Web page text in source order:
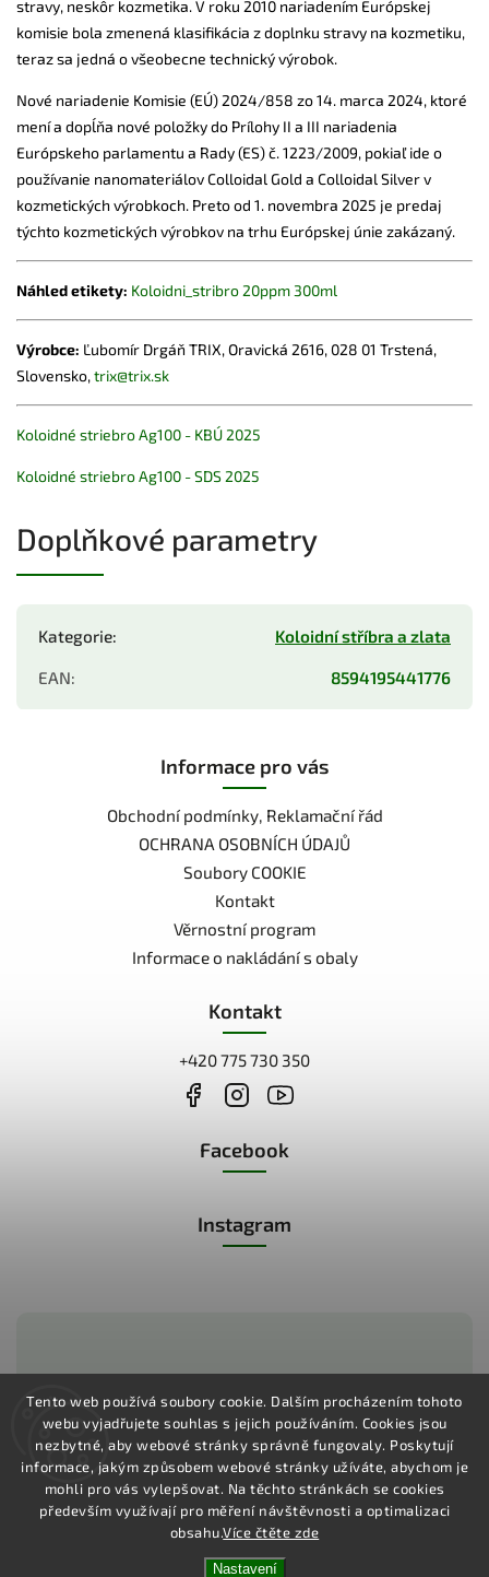
Tento web používá soubory cookie. Dalším procházením tohoto
webu vyjadřujete souhlas s jejich používáním. Cookies jsou
nezbytné, aby webové stránky správně fungovaly. Poskytují
informace, jakým způsobem webové stránky užíváte, abychom je
mohli pro vás vylepšovat. Na těchto stránkách se cookies
především využívají pro měření návštěvnosti a optimalizaci
obsahu.Více čtěte zde
Nastavení
stravy, neskôr kozmetika. V roku 2010 nariadením Európskej
komisie bola zmenená klasifikácia z doplnku stravy na kozmetiku,
teraz sa jedná o všeobecne technický výrobok.
Nové nariadenie Komisie (EÚ) 2024/858 zo 14. marca 2024, ktoré
mení a dopĺňa nové položky do Prílohy II a III nariadenia
Európskeho parlamentu a Rady (ES) č. 1223/2009, pokiaľ ide o
používanie nanomateriálov Colloidal Gold a Colloidal Silver v
kozmetických výrobkoch. Preto od 1. novembra 2025 je predaj
týchto kozmetických výrobkov na trhu Európskej únie zakázaný.
Náhled etikety: Koloidni_stribro 20ppm 300ml
Výrobce: Ľubomír Drgáň TRIX, Oravická 2616, 028 01 Trstená,
Slovensko,trix@trix.sk
Koloidné striebro Ag100 - KBÚ 2025
Koloidné striebro Ag100 - SDS 2025
Doplňkové parametry
Kategorie: Koloidní stříbra a zlata
EAN: 8594195441776
Zákaznická podpora:
+420 775 730 350
Informace pro vás
Obchodní podmínky, Reklamační řád
OCHRANA OSOBNÍCH ÚDAJŮ
Soubory COOKIE
Kontakt
Věrnostní program
Informace o nakládání s obaly
Kontakt
+420 775 730 350
Facebook
Instagram
Copyright 2026Pharma Activ. Všechna práva vyhrazena.
VytvořilShoptet| Design